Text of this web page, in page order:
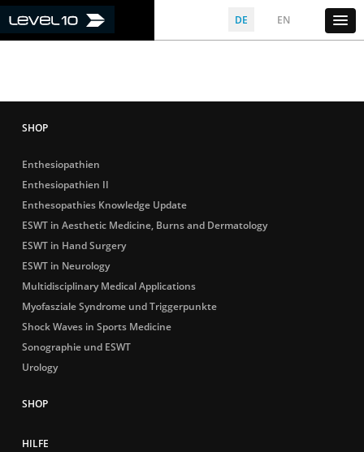
DE EN
Enthesiopathien
Enthesiopathien II
Enthesopathies Knowledge Update
ESWT in Aesthetic Medicine, Burns and Dermatology
ESWT in Hand Surgery
ESWT in Neurology
Multidisciplinary Medical Applications
Myofasziale Syndrome und Triggerpunkte
Shock Waves in Sports Medicine
Sonographie und ESWT
Urology
HILFE